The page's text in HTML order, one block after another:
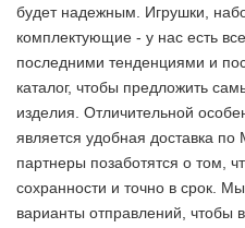
будет надежным. Игрушки,
комплектующие - у нас есть
последними тенденциями и
каталог, чтобы предложить
изделия. Отличительной
является удобная доставка
партнеры позаботятся о том,
сохранности и точно в срок.
варианты отправлений, чтобы